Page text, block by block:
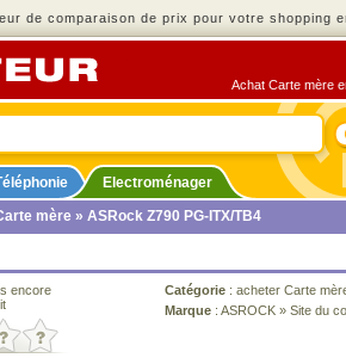
de comparaison de prix pour votre shopping
Achat Carte mère
Electroménager
mère » ASRock Z790 PG-ITX/TB4
encore
Catégorie : acheter Carte
Marque : ASROCK » Site du